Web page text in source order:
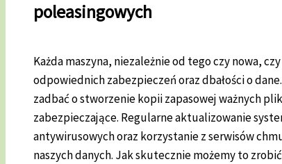
poleasingowych
Każda maszyna, niezależnie od tego czy nowa,
odpowiednich zabezpieczeń oraz dbałości o
zadbać o stworzenie kopii zapasowej ważnych
zabezpieczające. Regularne aktualizowanie
antywirusowych oraz korzystanie z serwisów
naszych danych. Jak skutecznie możemy to